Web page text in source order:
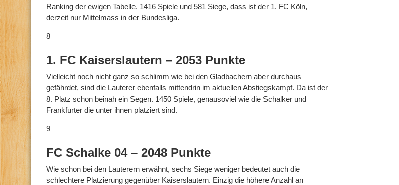
Ranking der ewigen Tabelle. 1416 Spiele und 581 Siege, dass ist der 1. FC Köln,
derzeit nur Mittelmass in der Bundesliga.
8
1. FC Kaiserslautern – 2053 Punkte
Vielleicht noch nicht ganz so schlimm wie bei den Gladbachern aber durchaus
gefährdet, sind die Lauterer ebenfalls mittendrin im aktuellen Abstiegskampf. Da ist der
8. Platz schon beinah ein Segen. 1450 Spiele, genausoviel wie die Schalker und
Frankfurter die unter ihnen platziert sind.
9
FC Schalke 04 – 2048 Punkte
Wie schon bei den Lauterern erwähnt, sechs Siege weniger bedeutet auch die
schlechtere Platzierung gegenüber Kaiserslautern. Einzig die höhere Anzahl an